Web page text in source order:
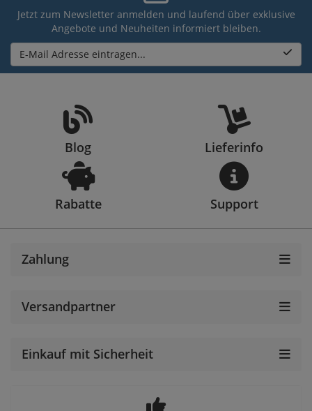
Jetzt zum Newsletter anmelden und laufend über exklusive
Angebote und Neuheiten informiert bleiben.
E-Mail Adresse eintragen...
Blog Lieferinfo
Rabatte Support
Zahlung
Versandpartner
Einkauf mit Sicherheit